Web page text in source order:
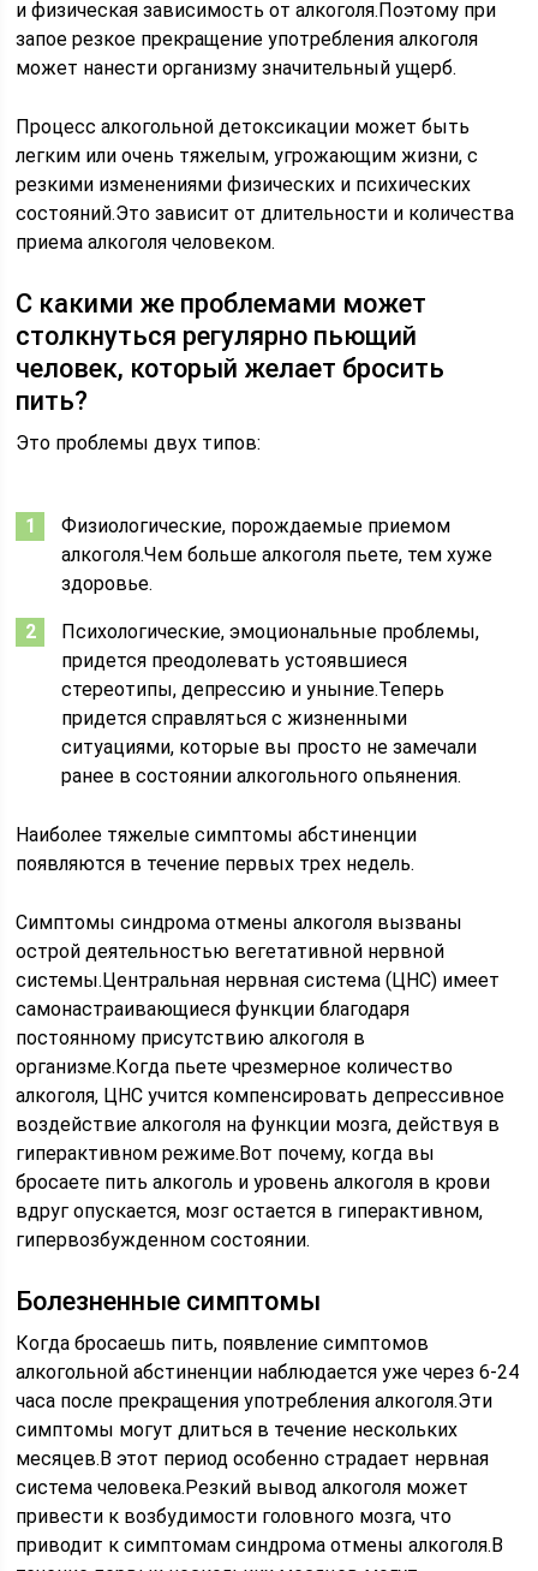
и физическая зависимость от алкоголя.Поэтому при
запое резкое прекращение употребления алкоголя
может нанести организму значительный ущерб.
Процесс алкогольной детоксикации может быть
легким или очень тяжелым, угрожающим жизни, с
резкими изменениями физических и психических
состояний.Это зависит от длительности и количества
приема алкоголя человеком.
С какими же проблемами может
столкнуться регулярно пьющий
человек, который желает бросить
пить?
Это проблемы двух типов:
Физиологические, порождаемые приемом
алкоголя.Чем больше алкоголя пьете, тем хуже
здоровье.
Психологические, эмоциональные проблемы,
придется преодолевать устоявшиеся
стереотипы, депрессию и уныние.Теперь
придется справляться с жизненными
ситуациями, которые вы просто не замечали
ранее в состоянии алкогольного опьянения.
Наиболее тяжелые симптомы абстиненции
появляются в течение первых трех недель.
Симптомы синдрома отмены алкоголя вызваны
острой деятельностью вегетативной нервной
системы.Центральная нервная система (ЦНС) имеет
самонастраивающиеся функции благодаря
постоянному присутствию алкоголя в
организме.Когда пьете чрезмерное количество
алкоголя, ЦНС учится компенсировать депрессивное
воздействие алкоголя на функции мозга, действуя в
гиперактивном режиме.Вот почему, когда вы
бросаете пить алкоголь и уровень алкоголя в крови
вдруг опускается, мозг остается в гиперактивном,
гипервозбужденном состоянии.
Болезненные симптомы
Когда бросаешь пить, появление симптомов
алкогольной абстиненции наблюдается уже через 6-24
часа после прекращения употребления алкоголя.Эти
симптомы могут длиться в течение нескольких
месяцев.В этот период особенно страдает нервная
система человека.Резкий вывод алкоголя может
привести к возбудимости головного мозга, что
приводит к симптомам синдрома отмены алкоголя.В